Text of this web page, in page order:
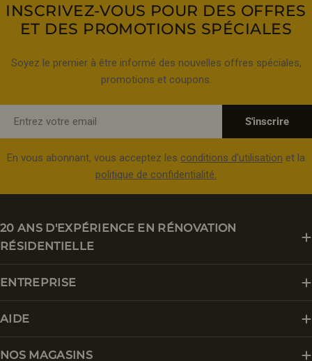
INSCRIVEZ-VOUS POUR DES OFFRES
ET DES PROMOTIONS SPÉCIALES
Soyez le premier à être informé des nouvelles offres spéciales,
promotions et coupons.
S'inscrire
En vous abonnant, vous acceptez les conditions d'utilisation et la
politique de confidentialité.
20 ANS D'EXPÉRIENCE EN RÉNOVATION
RÉSIDENTIELLE
ENTREPRISE
AIDE
NOS MAGASINS